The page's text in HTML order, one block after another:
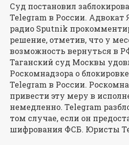
Суд постановил
Telegram в России.
радио Sputnik
решение, отметив, что у
возможность вернуться в
Таганский суд Москвы
Роскомнадзора о
Telegram в России.
привести эту меру в
немедленно. Telegram
том случае, если он
шифрования ФСБ. Юристы